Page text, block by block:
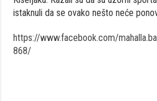
istaknuli da se ovako nešto neće
https://www.facebook.com/
868/